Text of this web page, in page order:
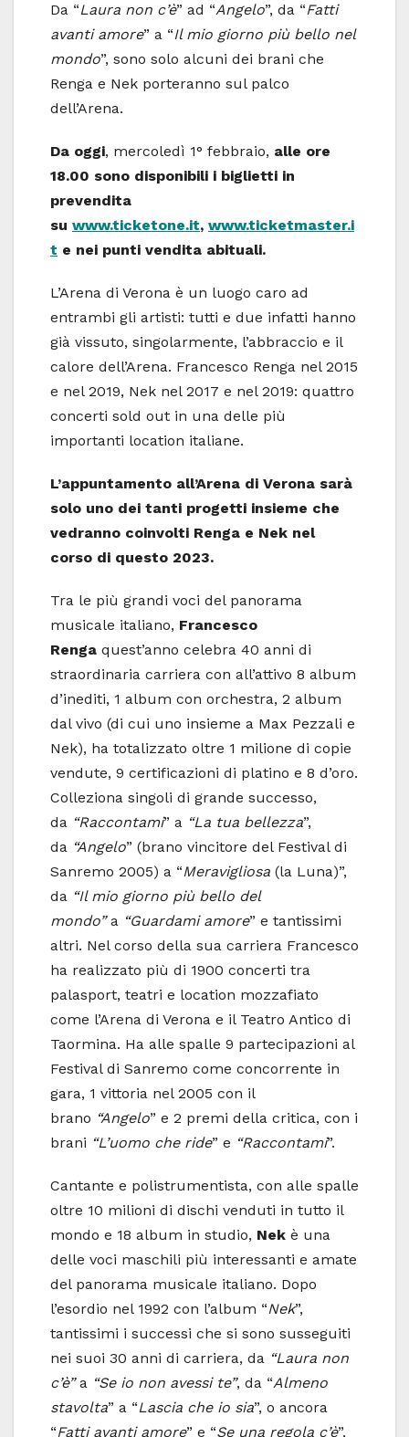
Da “Laura non c’è” ad “Angelo”, da “Fatti
avanti amore” a “Il mio giorno più bello nel
mondo”, sono solo alcuni dei brani che
Renga e Nek porteranno sul palco
dell’Arena.
Da oggi, mercoledì 1° febbraio, alle ore
18.00 sono disponibili i biglietti in
prevendita
su www.ticketone.it, www.ticketmaster.i
t e nei punti vendita abituali.
L’Arena di Verona è un luogo caro ad
entrambi gli artisti: tutti e due infatti hanno
già vissuto, singolarmente, l’abbraccio e il
calore dell’Arena. Francesco Renga nel 2015
e nel 2019, Nek nel 2017 e nel 2019: quattro
concerti sold out in una delle più
importanti location italiane.
L’appuntamento all’Arena di Verona sarà
solo uno dei tanti progetti insieme che
vedranno coinvolti Renga e Nek nel
corso di questo 2023.
Tra le più grandi voci del panorama
musicale italiano, Francesco
Renga quest’anno celebra 40 anni di
straordinaria carriera con all’attivo 8 album
d’inediti, 1 album con orchestra, 2 album
dal vivo (di cui uno insieme a Max Pezzali e
Nek), ha totalizzato oltre 1 milione di copie
vendute, 9 certificazioni di platino e 8 d’oro.
Colleziona singoli di grande successo,
da “Raccontami” a “La tua bellezza”,
da “Angelo” (brano vincitore del Festival di
Sanremo 2005) a “Meravigliosa (la Luna)”,
da “Il mio giorno più bello del
mondo”a “Guardami amore” e tantissimi
altri. Nel corso della sua carriera Francesco
ha realizzato più di 1900 concerti tra
palasport, teatri e location mozzafiato
come l’Arena di Verona e il Teatro Antico di
Taormina. Ha alle spalle 9 partecipazioni al
Festival di Sanremo come concorrente in
gara, 1 vittoria nel 2005 con il
brano “Angelo” e 2 premi della critica, con i
brani “L’uomo che ride” e “Raccontami”.
Cantante e polistrumentista, con alle spalle
oltre 10 milioni di dischi venduti in tutto il
mondo e 18 album in studio, Nek è una
delle voci maschili più interessanti e amate
del panorama musicale italiano. Dopo
l’esordio nel 1992 con l’album “Nek”,
tantissimi i successi che si sono susseguiti
nei suoi 30 anni di carriera, da “Laura non
c’è”a “Se io non avessi te”, da “Almeno
stavolta” a “Lascia che io sia”, o ancora
“Fatti avanti amore” e “Se una regola c’è”,